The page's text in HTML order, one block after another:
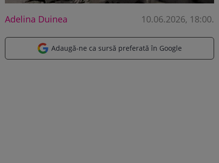
Adelina Duinea 10.06.2026, 18:00.
Adaugă-ne ca sursă preferată în Google